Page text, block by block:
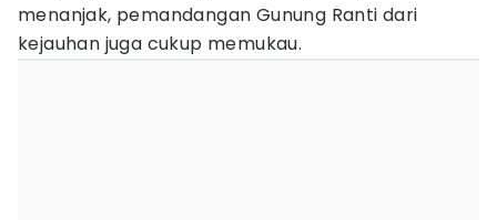
menanjak, pemandangan Gunung Ranti dari
kejauhan juga cukup memukau.